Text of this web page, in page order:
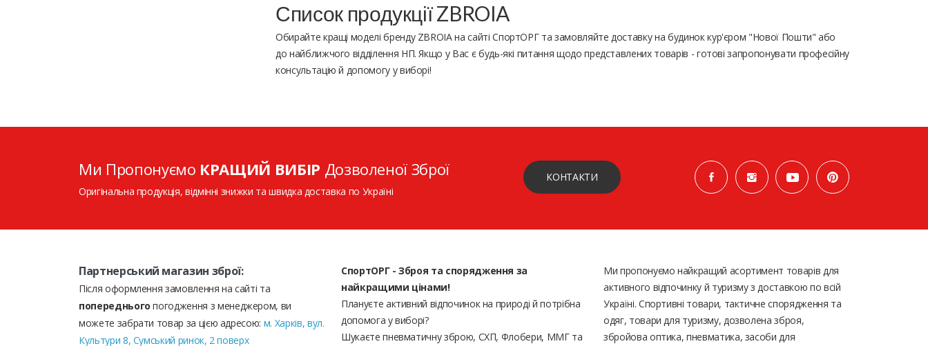
Список продукції ZBROIA
Обирайте кращі моделі бренду ZBROIA на сайті СпортОРГ та замовляйте доставку на будинок кур'єром "Нової Пошти" або
до найближчого відділення НП. Якщо у Вас є будь-які питання щодо представлених товарів - готові запропонувати професійну
консультацію й допомогу у виборі!
Ми Пропонуємо КРАЩИЙ ВИБІР Дозволеної Зброї
Оригінальна продукція, відмінні знижки та швидка доставка по Україні
КОНТАКТИ
Партнерський магазин зброї:
Після оформлення замовлення на сайті та
попереднього погодження з менеджером, ви
можете забрати товар за цією адресою: м. Харків, вул.
Культури 8, Сумський ринок, 2 поверх
СпортОРГ - Зброя та спорядження за
найкращими цінами!
Плануєте активний відпочинок на природі й потрібна
допомога у виборі?
Шукаєте пневматичну зброю, СХП, Флобери, ММГ та
Ми пропонуємо найкращий асортимент товарів для
активного відпочинку й туризму з доставкою по всій
Україні. Спортивні товари, тактичне спорядження та
одяг, товари для туризму, дозволена зброя,
збройова оптика, пневматика, засоби для